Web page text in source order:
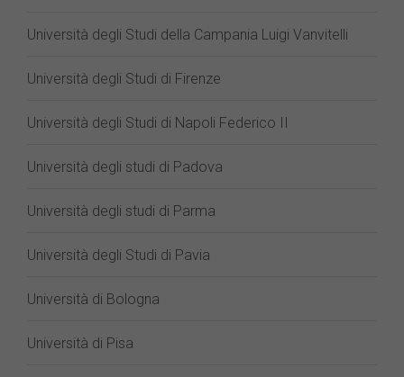
Università degli Studi della Campania Luigi Vanvitelli
Università degli Studi di Firenze
Università degli Studi di Napoli Federico II
Università degli studi di Padova
Università degli studi di Parma
Università degli Studi di Pavia
Università di Bologna
Università di Pisa